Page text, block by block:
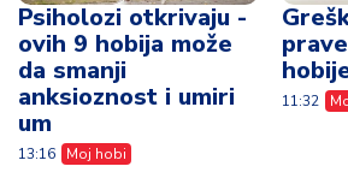
Psiholozi otkrivaju -
ovih 9 hobija može
da smanji
anksioznost i umiri
um
13:16 Moj hobi
11:32